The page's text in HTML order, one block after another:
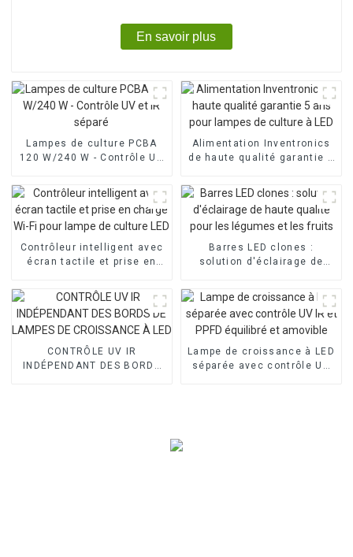
En savoir plus
Lampes de culture PCBA
120 W/240 W - Contrôle UV
Alimentation Inventronics
de haute qualité garantie 5
à LED
Contrôleur intelligent avec
écran tactile et prise en
culture LED
Barres LED clones :
solution d'éclairage de
légumes et les fruits
CONTRÔLE UV IR
INDÉPENDANT DES BORDS
Lampe de croissance à LED
séparée avec contrôle UV